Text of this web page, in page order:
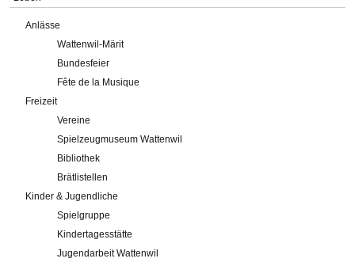
Anlässe
Wattenwil-Märit
Bundesfeier
Fête de la Musique
Freizeit
Vereine
Spielzeugmuseum Wattenwil
Bibliothek
Brätlistellen
Kinder & Jugendliche
Spielgruppe
Kindertagesstätte
Jugendarbeit Wattenwil